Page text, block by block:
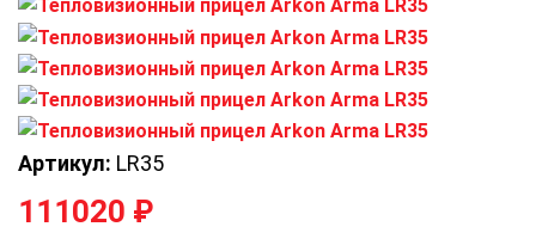
Артикул: LR35
111020 ₽